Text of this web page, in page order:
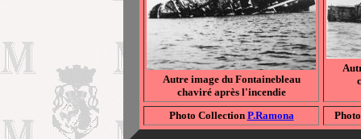
Autre image du Fontainebleau
chaviré après l'incendie
Photo Collection P.Ramona